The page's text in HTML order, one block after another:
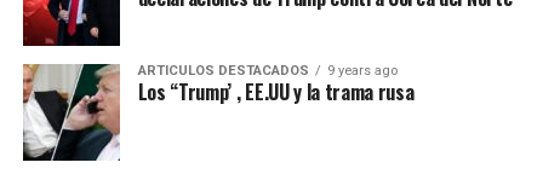
ARTICULOS DESTACADOS 9 years ago
Los “Trump’ , EE.UU y la trama rusa